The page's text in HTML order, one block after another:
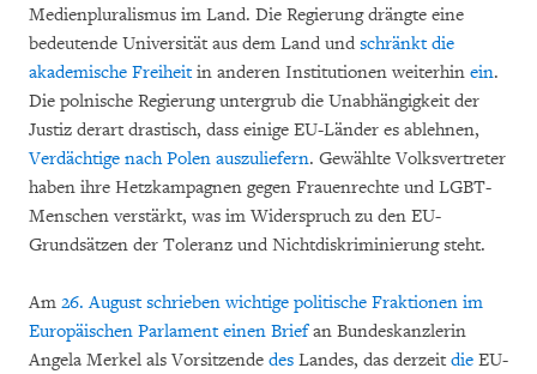
Medienpluralismus im Land. Die Regierung drängte eine
bedeutende Universität aus dem Land und schränkt die
akademische Freiheitin anderen Institutionen weiterhin ein.
Die polnische Regierung untergrub die Unabhängigkeit der
Justiz derart drastisch, dass einige EU-Länder es ablehnen,
Verdächtige nach Polen auszuliefern. Gewählte Volksvertreter
haben ihre Hetzkampagnen gegen Frauenrechte und LGBT-
Menschen verstärkt, was im Widerspruch zu den EU-
Grundsätzen der Toleranz und Nichtdiskriminierung steht.
Am 26. August schrieben wichtige politische Fraktionen im
Europäischen Parlament einen Briefan Bundeskanzlerin
Angela Merkel als Vorsitzende des Landes, das derzeit die EU-